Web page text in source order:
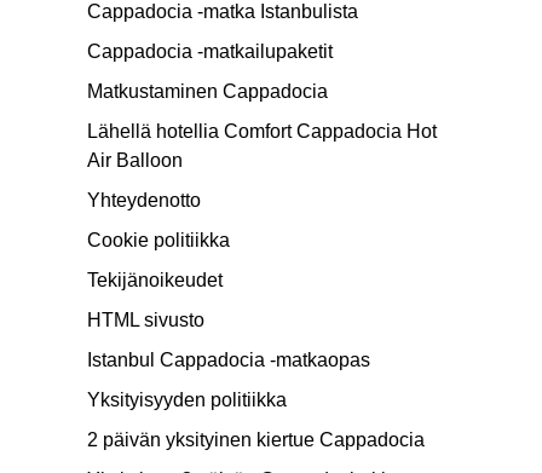
Cappadocia -matka Istanbulista
Cappadocia -matkailupaketit
Matkustaminen Cappadocia
Lähellä hotellia Comfort Cappadocia Hot
Air Balloon
Yhteydenotto
Cookie politiikka
Tekijänoikeudet
HTML sivusto
Istanbul Cappadocia -matkaopas
Yksityisyyden politiikka
2 päivän yksityinen kiertue Cappadocia